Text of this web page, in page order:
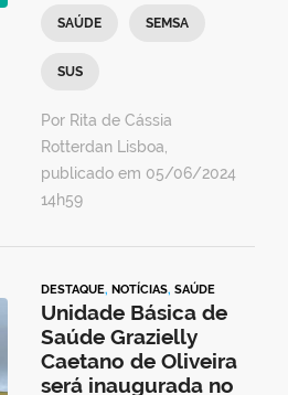
SAÚDE SEMSA
SUS
Por Rita de Cássia
Rotterdan Lisboa,
publicado em 05/06/2024
14h59
DESTAQUE, NOTÍCIAS, SAÚDE
Unidade Básica de
Saúde Grazielly
Caetano de Oliveira
será inaugurada no